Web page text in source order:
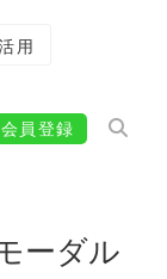
用
会員登録
ーダル